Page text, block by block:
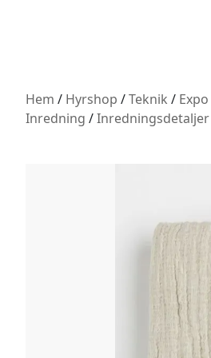
Hem / Hyrshop /Teknik / Expo
Inredning /Inredningsdetaljer